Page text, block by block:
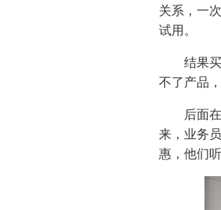
关系，一
试用。
结果买
不了产品
后面在
来，业务
惠，他们